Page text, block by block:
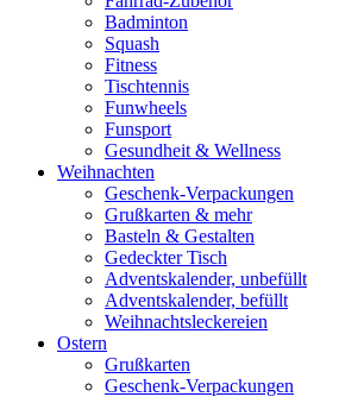
Badminton
Squash
Fitness
Tischtennis
Funwheels
Funsport
Gesundheit & Wellness
Weihnachten
Geschenk-Verpackungen
Grußkarten & mehr
Basteln & Gestalten
Gedeckter Tisch
Adventskalender, unbefüllt
Adventskalender, befüllt
Weihnachtsleckereien
Ostern
Grußkarten
Geschenk-Verpackungen